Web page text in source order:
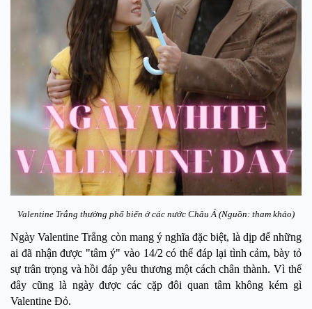
Valentine Trắng thường phổ biến ở các nước Châu Á (Nguồn: tham khảo)
Ngày Valentine Trắng còn mang ý nghĩa đặc biệt, là dịp để những
ai đã nhận được "tâm ý" vào 14/2 có thể đáp lại tình cảm, bày tỏ
sự trân trọng và hồi đáp yêu thương một cách chân thành. Vì thế
đây cũng là ngày được các cặp đôi quan tâm không kém gì
Valentine Đỏ.